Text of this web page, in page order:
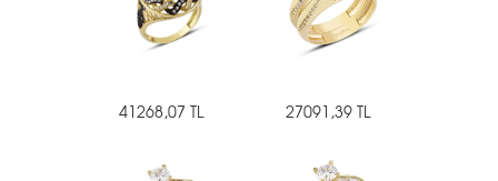
41268,07 TL 27091,39 TL